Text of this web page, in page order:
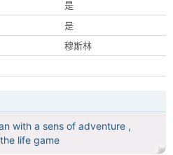
是
是
穆斯林
with a sens of adventure ,
life game